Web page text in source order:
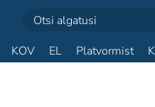
KOV EL Platvormist